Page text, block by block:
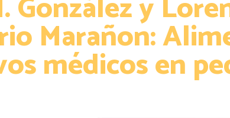
Marañon:
médicos en